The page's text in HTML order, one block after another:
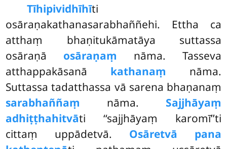
Tīhipividhīhīti
osāraṇakathanasarabhaññehi. Ettha ca
atthaṃ bhaṇitukāmatāya suttassa
osāraṇā osāraṇaṃ nāma. Tasseva
atthappakāsanā kathanaṃ nāma.
Suttassa tadatthassa vā sarena bhaṇanaṃ
sarabhaññaṃ nāma. Sajjhāyaṃ
adhiṭṭhahitvāti ‘‘sajjhāyaṃ karomī’’ti
cittaṃ uppādetvā. Osāretvā pana